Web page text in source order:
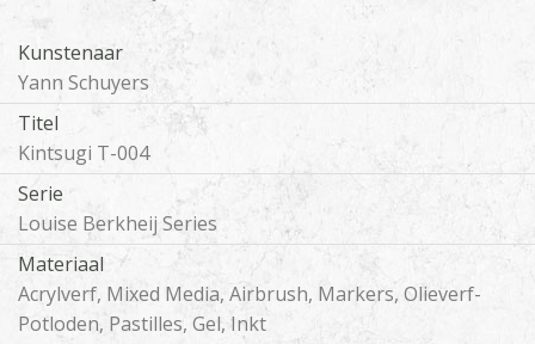
Kunstenaar
Yann Schuyers
Titel
Kintsugi T-004
Serie
Louise Berkheij Series
Materiaal
Acrylverf, Mixed Media, Airbrush, Markers, Olieverf-
Potloden, Pastilles, Gel, Inkt